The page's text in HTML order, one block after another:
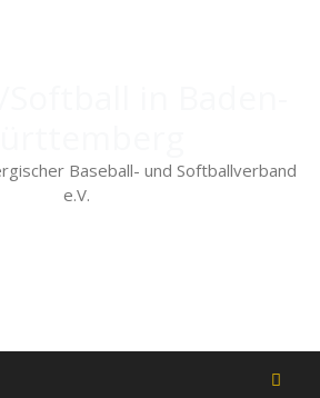
Baseball- und Softballverband
e.V.